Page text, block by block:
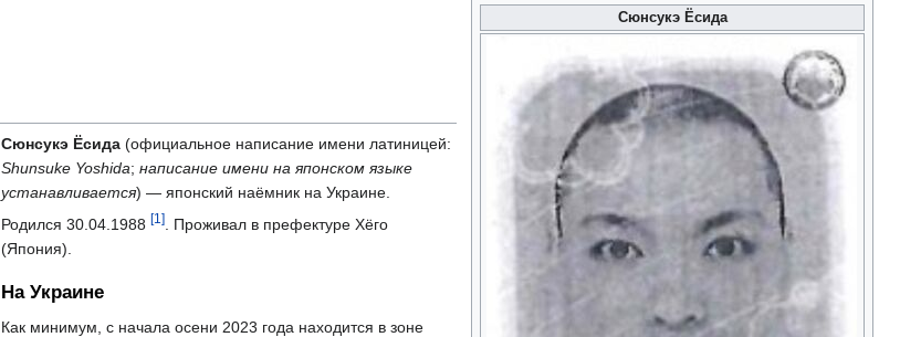
Сюнсукэ Ёсида
Сюнсукэ Ёсида(официальное написание имени латиницей:
Shunsuke Yoshida; написание имени на японском языке
устанавливается) — японский наёмник на Украине.
Родился 30.04.1988 [1]. Проживал в префектуре Хёго
(Япония).
На Украине
Как минимум, с начала осени 2023 года находится в зоне